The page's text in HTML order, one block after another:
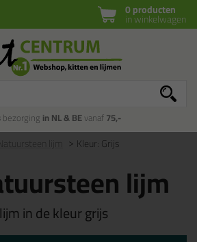
0 producten
in winkelwagen
bezorging in NL & BEvanaf75,-
Kleur: Grijs
lijm
in de kleur grijs